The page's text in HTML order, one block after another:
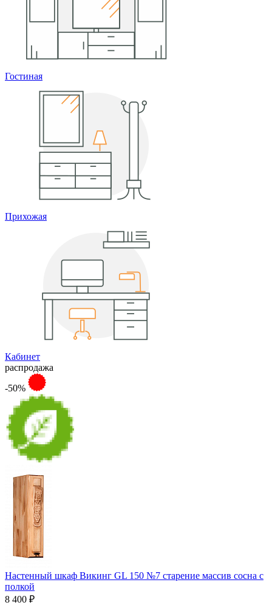
Гостиная
Прихожая
Кабинет
распродажа
-50%
Настенный шкаф Викинг GL 150 №7 старение массив сосна с
полкой
8 400 ₽